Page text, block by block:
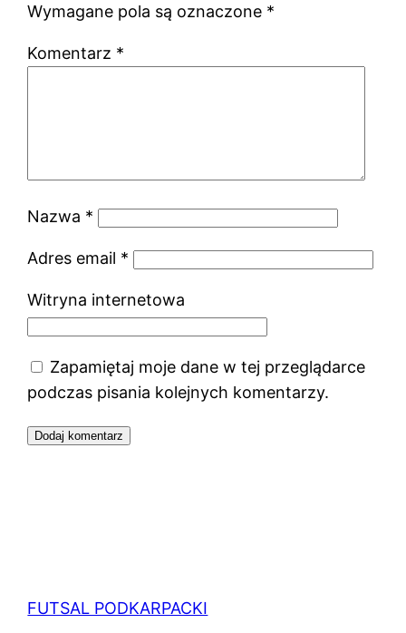
Wymagane pola są oznaczone *
Komentarz *
Nazwa *
Adres email *
Witryna internetowa
Zapamiętaj moje dane w tej przeglądarce
podczas pisania kolejnych komentarzy.
FUTSAL PODKARPACKI